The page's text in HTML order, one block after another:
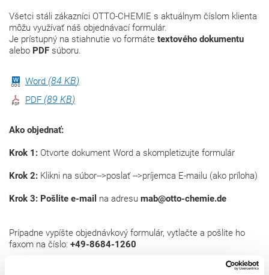
Všetci stáli zákazníci OTTO-CHEMIE s aktuálnym číslom klienta
môžu využívať náš objednávací formulár.
Je prístupný na stiahnutie vo formáte textového dokumentu
alebo PDF súboru.
Word 84 KB
PDF 89 KB
Ako objednať:
Krok 1: Otvorte dokument Word a skompletizujte formulár
Krok 2: Klikni na súbor-->poslať -->príjemca E-mailu (ako príloha)
Krok 3: Pošlite e-mail na adresu mab@otto-chemie.de
Prípadne vypíšte objednávkový formulár, vytlačte a pošlite ho
faxom na číslo: +49-8684-1260